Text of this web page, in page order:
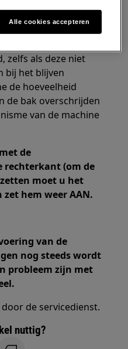
van de
zelfs als deze niet
bij het blijven
de hoeveelheid
de bak overschrijden
van de machine
de
rechterkant (om de
moet u het
hem weer AAN.
van de
nog steeds wordt
probleem zijn met
de servicedienst.
nuttig?
Alle cookies accepteren